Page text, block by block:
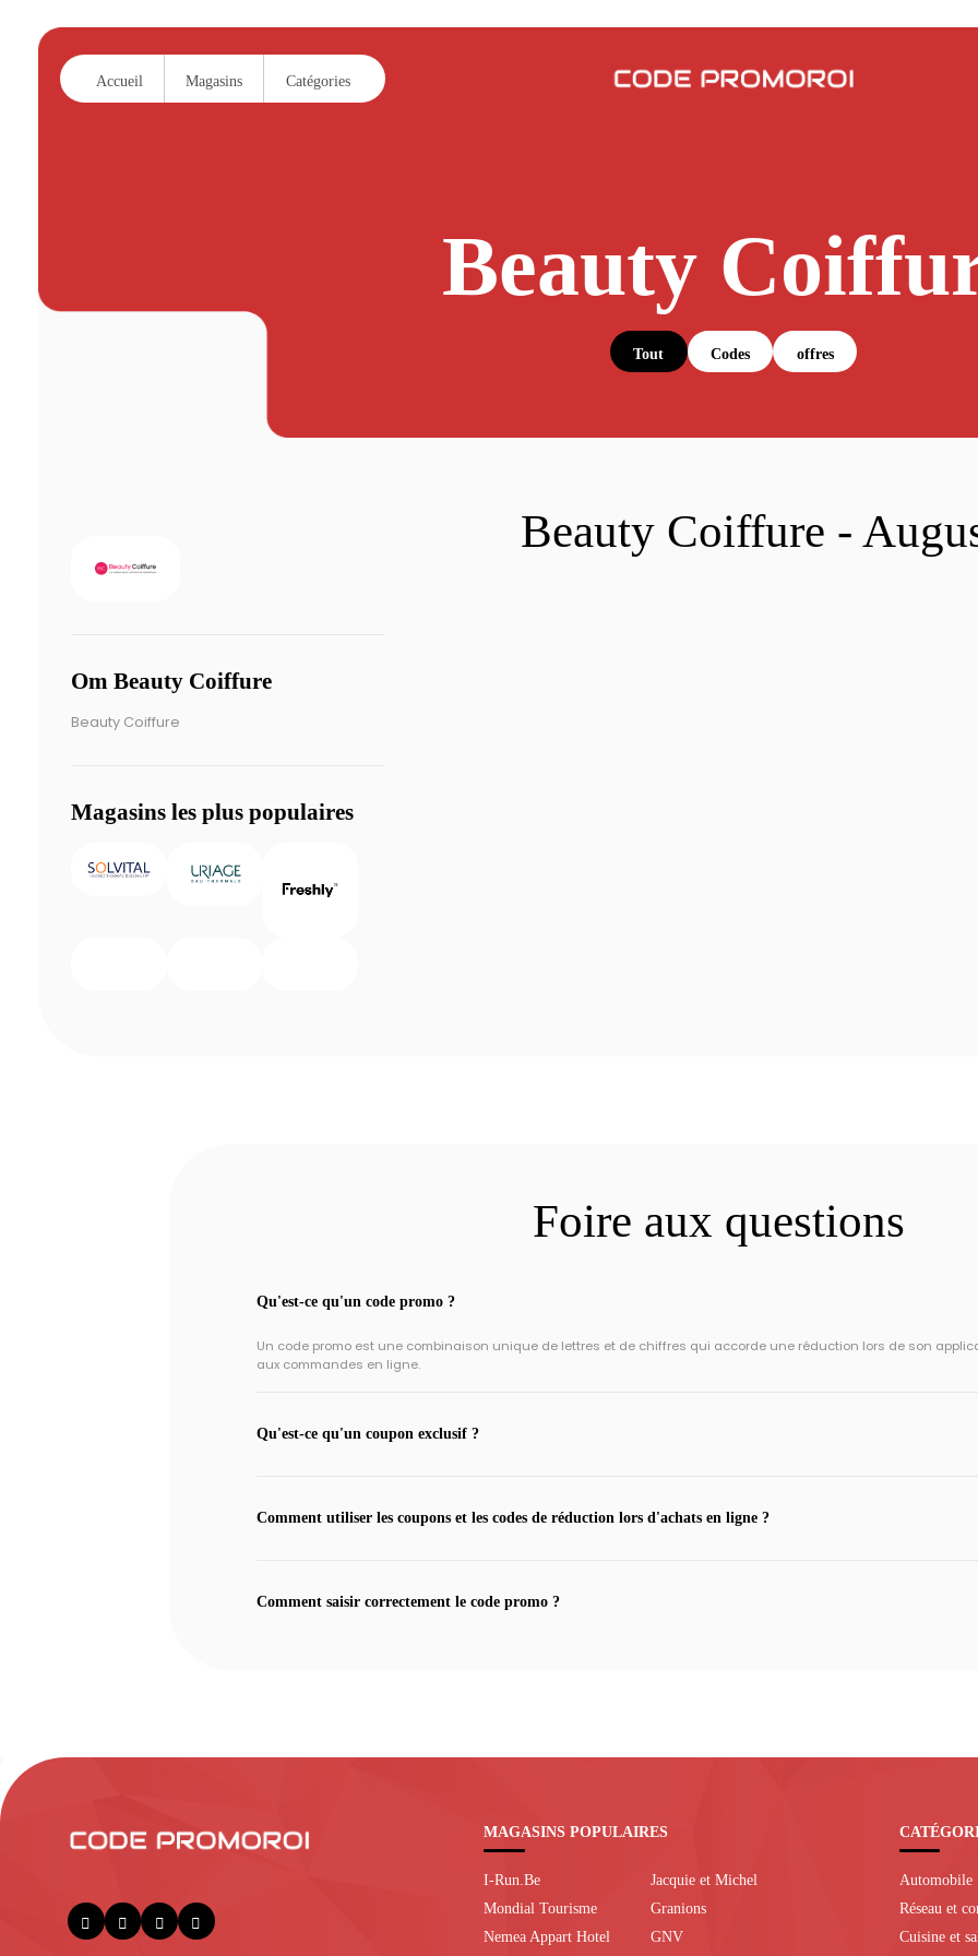
Accueil Magasins Catégories
Beauty
Tout Codes offres
Beauty Coiffure -
Om Beauty Coiffure
Beauty Coiffure
Magasins les plus populaires
Foire aux questions
Qu'est-ce qu'un code promo ?
Un code promo est une combinaison unique de lettres et de chiffres qui accorde une réduction lors de son
aux commandes en ligne.
Qu'est-ce qu'un coupon exclusif ?
Comment utiliser les coupons et les codes de réduction lors d'achats en ligne ?
Comment saisir correctement le code promo ?
MAGASINS POPULAIRES
I-Run.Be
Mondial Tourisme
Nemea Appart Hotel
Jacquie et Michel
Granions
GNV
Automobile
Réseau et
Cuisine et